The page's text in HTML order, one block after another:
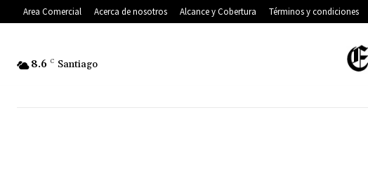
Area Comercial Acerca de nosotros Alcance y Cobertura Términos y condiciones
8.6 C Santiago